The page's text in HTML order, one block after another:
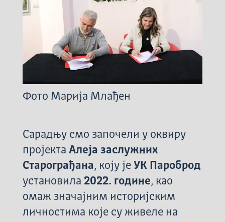
Фото Марија Млађен
Сарадњу смо започели у оквиру
пројекта Алеја заслужних
Старограђана, коју је УК Пароброд
установила 2022. године, као
омаж значајним историјским
личностима које су живеле на